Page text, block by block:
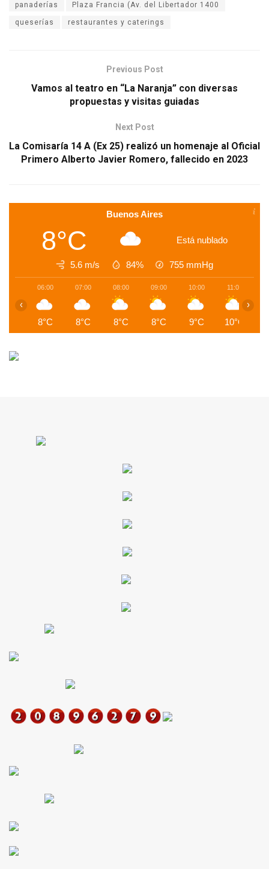
panaderías Plaza Francia (Av. del Libertador 1400
queserías restaurantes y caterings
Previous Post
Vamos al teatro en “La Naranja” con diversas
propuestas y visitas guiadas
Next Post
La Comisaría 14 A (Ex 25) realizó un homenaje al Oficial
Primero Alberto Javier Romero, fallecido en 2023
Buenos Aires
8°C Está nublado
5.6 m/s 84% 755 mmHg
06:00
8°C
07:00
8°C
08:00
8°C
09:00
8°C
10:00
9°C
11:00
10°C
‹ ›